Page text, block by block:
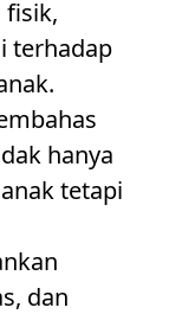
fisik,
terhadap
hanya
tetapi
dan